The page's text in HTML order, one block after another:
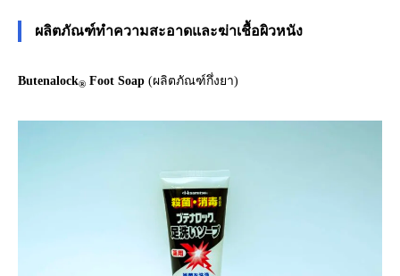
ผลิตภัณฑ์ทำความสะอาดและฆ่าเชื้อผิวหนัง
Butenalock® Foot Soap (ผลิตภัณฑ์กึ่งยา)